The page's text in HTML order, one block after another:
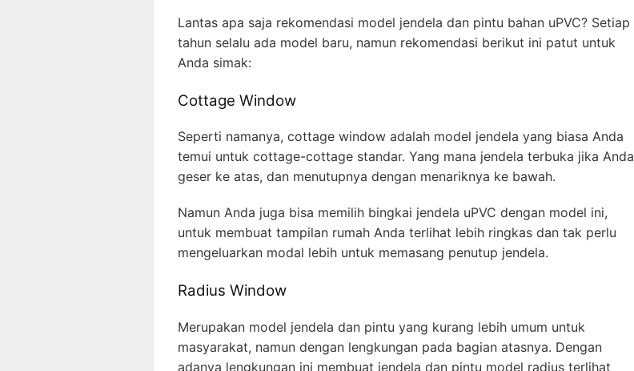
Lantas apa saja rekomendasi model jendela dan pintu bahan uPVC? Setiap
tahun selalu ada model baru, namun rekomendasi berikut ini patut untuk
Anda simak:
Cottage Window
Seperti namanya, cottage window adalah model jendela yang biasa Anda
temui untuk cottage-cottage standar. Yang mana jendela terbuka jika Anda
geser ke atas, dan menutupnya dengan menariknya ke bawah.
Namun Anda juga bisa memilih bingkai jendela uPVC dengan model ini,
untuk membuat tampilan rumah Anda terlihat lebih ringkas dan tak perlu
mengeluarkan modal lebih untuk memasang penutup jendela.
Radius Window
Merupakan model jendela dan pintu yang kurang lebih umum untuk
masyarakat, namun dengan lengkungan pada bagian atasnya. Dengan
adanya lengkungan ini membuat jendela dan pintu model radius terlihat